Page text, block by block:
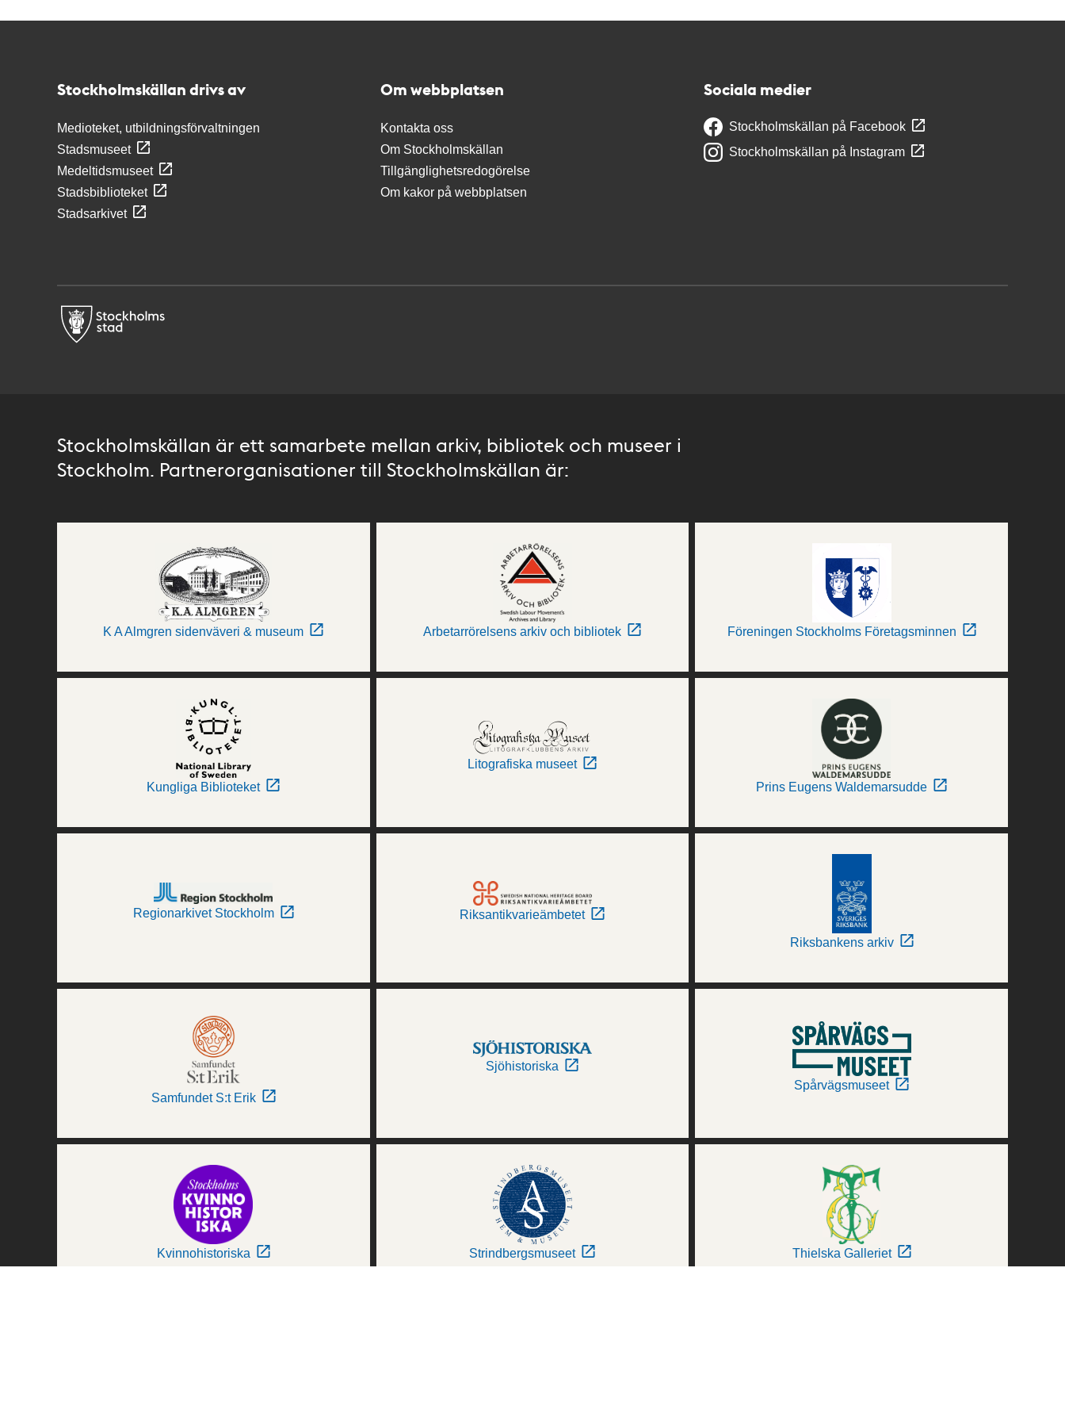
Stockholmskällan drivs av
Medioteket, utbildningsförvaltningen
Stadsmuseet
Medeltidsmuseet
Stadsbiblioteket
Stadsarkivet
Om webbplatsen
Kontakta oss
Om Stockholmskällan
Tillgänglighetsredogörelse
Om kakor på webbplatsen
Sociala medier
Stockholmskällan på Facebook
Stockholmskällan på Instagram
Stockholmskällan är ett samarbete mellan arkiv, bibliotek och museer i
Stockholm. Partnerorganisationer till Stockholmskällan är:
K A Almgren sidenväveri & museum Arbetarrörelsens arkiv och bibliotek Föreningen Stockholms Företagsminnen
Kungliga Biblioteket
Litografiska museet
Prins Eugens Waldemarsudde
Regionarkivet Stockholm Riksantikvarieämbetet
Riksbankens arkiv
Samfundet S:t Erik
Sjöhistoriska
Spårvägsmuseet
Kvinnohistoriska Strindbergsmuseet Thielska Galleriet